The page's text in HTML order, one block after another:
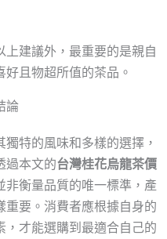
建議外，最重要的是親自
且物超所值的茶品。
論
特的風味和多樣的選擇，
過本文的台灣桂花烏龍茶價
非衡量品質的唯一標準，產
要。消費者應根據自身的
才能選購到最適合自己的